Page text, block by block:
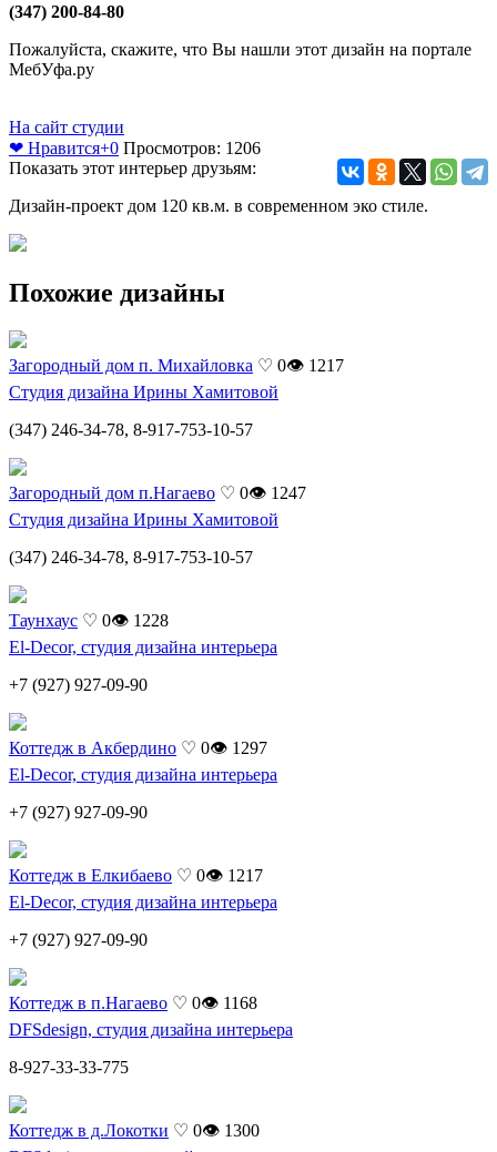
(347) 200-84-80
Пожалуйста, скажите, что Вы нашли этот дизайн на портале
МебУфа.ру
На сайт студии
❤ Нравится+0 Просмотров: 1206
Показать этот интерьер друзьям:
Дизайн-проект дом 120 кв.м. в современном эко стиле.
Похожие дизайны
Загородный дом п. Михайловка ♡ 0👁 1217
Студия дизайна Ирины Хамитовой
(347) 246-34-78, 8-917-753-10-57
Загородный дом п.Нагаево ♡ 0👁 1247
Студия дизайна Ирины Хамитовой
(347) 246-34-78, 8-917-753-10-57
Таунхаус ♡ 0👁 1228
El-Decor, студия дизайна интерьера
+7 (927) 927-09-90
Коттедж в Акбердино ♡ 0👁 1297
El-Decor, студия дизайна интерьера
+7 (927) 927-09-90
Коттедж в Елкибаево ♡ 0👁 1217
El-Decor, студия дизайна интерьера
+7 (927) 927-09-90
Коттедж в п.Нагаево ♡ 0👁 1168
DFSdesign, студия дизайна интерьера
8-927-33-33-775
Коттедж в д.Локотки ♡ 0👁 1300